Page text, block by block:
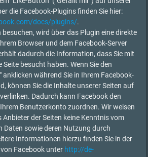
die Facebook-Plugins finden Sie hier:
docs/plugins/.
besuchen, wird über das Plugin eine direkte
Browser und dem Facebook-Server
dadurch die Information, dass Sie mit
Seite besucht haben. Wenn Sie den
anklicken während Sie in Ihrem Facebook-
können Sie die Inhalte unserer Seiten auf
Dadurch kann Facebook den
Benutzerkonto zuordnen. Wir weisen
der Seiten keine Kenntnis vom
Daten sowie deren Nutzung durch
Informationen hierzu finden Sie in der
Facebook unter http://de-